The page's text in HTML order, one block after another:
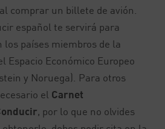
comprar un billete de avión.
español te servirá para
los países miembros de la
Espacio Económico Europeo
y Noruega). Para otros
el Carnet
, por lo que no olvides